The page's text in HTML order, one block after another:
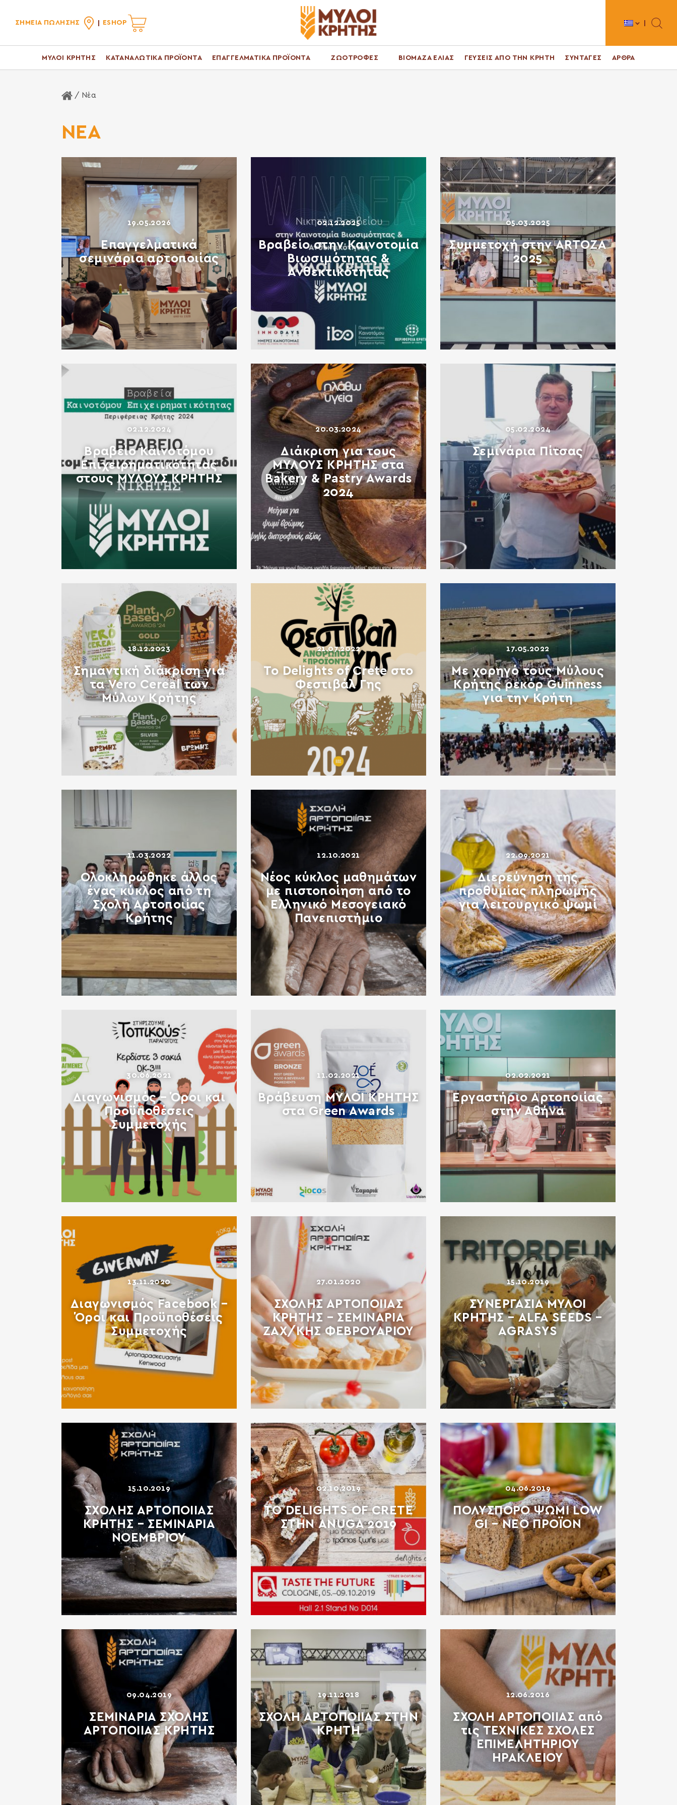
ΣΗΜΕΙΑ ΠΩΛΗΣΗΣ ESHOP Toggle
ΜΥΛΟΙ ΚΡΗΤΗΣ ΚΑΤΑΝΑΛΩΤΙΚΑ ΠΡΟΪΟΝΤΑ ΕΠΑΓΓΕΛΜΑΤΙΚΑ ΠΡΟΪΟΝΤΑ ΖΩΟΤΡΟΦΕΣ ΒΙΟΜΑΖΑ ΕΛΙΑΣ ΓΕΥΣΕΙΣ ΑΠΟ ΤΗΝ ΚΡΗΤΗ ΣΥΝΤΑΓΕΣ ΑΡΘΡΑ
Αρχική Σελίδα
/ Νέα
ΝΈΑ
19.05.2026
Επαγγελματικά
σεμινάρια αρτοποιίας
02.12.2025
Βραβείο στην Καινοτομία
Βιωσιμότητας &
Ανθεκτικότητας
05.03.2025
Συμμετοχή στην ARTOZA
2025
02.12.2024
Βραβείο Καινοτόμου
Επιχειρηματικότητας
στους ΜΥΛΟΥΣ ΚΡΗΤΗΣ
20.03.2024
Διάκριση για τους
ΜΥΛΟΥΣ ΚΡΗΤΗΣ στα
Bakery & Pastry Awards
2024
05.02.2024
Σεμινάρια Πίτσας
18.12.2023
Σημαντική διάκριση για
τα Vero Cereal των
Μύλων Κρήτης
21.07.2022
Το Delights of Crete στο
Φεστιβάλ Γης
17.05.2022
Με χορηγό τους Μύλους
Κρήτης ρεκόρ Guinness
για την Κρήτη
11.03.2022
Ολοκληρώθηκε άλλος
ένας κύκλος από τη
Σχολή Αρτοποιίας
Κρήτης
12.10.2021
Νέος κύκλος μαθημάτων
με πιστοποίηση από το
Ελληνικό Μεσογειακό
Πανεπιστήμιο
22.09.2021
Διερεύνηση της
προθυμίας πληρωμής
για λειτουργικό ψωμί
30.06.2021
Διαγωνισμός – Όροι και
Προϋποθέσεις
Συμμετοχής
11.02.2021
Βράβευση ΜΥΛΟΙ ΚΡΗΤΗΣ
στα Green Awards
02.02.2021
Εργαστήριο Αρτοποιίας
στην Αθήνα
13.11.2020
Διαγωνισμός Facebook –
Όροι και Προϋποθέσεις
Συμμετοχής
27.01.2020
ΣΧΟΛΗΣ ΑΡΤΟΠΟΙΙΑΣ
ΚΡΗΤΗΣ – ΣΕΜΙΝΑΡΙΑ
ΖΑΧ/ΚΗΣ ΦΕΒΡΟΥΑΡΙΟΥ
15.10.2019
ΣΥΝΕΡΓΑΣΙΑ ΜΥΛΟΙ
ΚΡΗΤΗΣ – ALFA SEEDS –
AGRASYS
15.10.2019
ΣΧΟΛΗΣ ΑΡΤΟΠΟΙΙΑΣ
ΚΡΗΤΗΣ – ΣΕΜΙΝΑΡΙΑ
ΝΟΕΜΒΡΙΟΥ
02.10.2019
ΤΟ DELIGHTS OF CRETE
ΣΤΗΝ ANUGA 2019
04.06.2019
ΠΟΛΥΣΠΟΡΟ ΨΩΜΙ LOW
GI – ΝΕΟ ΠΡΟΪΟΝ
09.04.2019
ΣΕΜΙΝΑΡΙΑ ΣΧΟΛΗΣ
ΑΡΤΟΠΟΙΙΑΣ ΚΡΗΤΗΣ
19.11.2018
ΣΧΟΛΗ ΑΡΤΟΠΟΙΙΑΣ ΣΤΗΝ
ΚΡΗΤΗ
12.06.2016
ΣΧΟΛΗ ΑΡΤΟΠΟΙΙΑΣ από
τις ΤΕΧΝΙΚΕΣ ΣΧΟΛΕΣ
ΕΠΙΜΕΛΗΤΗΡΙΟΥ
ΗΡΑΚΛΕΙΟΥ